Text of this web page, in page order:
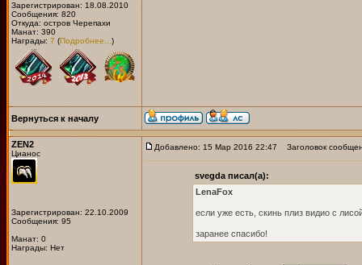
Зарегистрирован: 18.08.2010
Сообщения: 820
Откуда: остров Черепахи
Манат: 390
Награды: 7 (Подробнее... )
Вернуться к началу
ZEN2
Цианос
Зарегистрирован: 22.10.2009
Сообщения: 95
Манат: 0
Награды: Нет
Добавлено: 15 Мар 2016 22:47 Заголовок
svegda писал(а):
LenaFox
если уже есть, скинь плиз видио с
заранее спасибо!